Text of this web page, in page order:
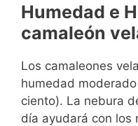
Humedad e
camaleón
Los camaleones
humedad
ciento). La nebura
día ayudará con los